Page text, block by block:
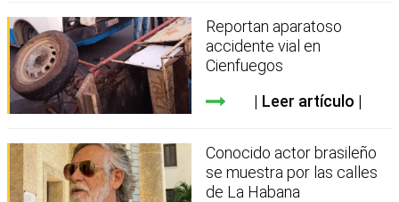
Reportan aparatoso
accidente vial en
Cienfuegos
Leer artículo
Conocido actor brasileño
se muestra por las calles
de La Habana